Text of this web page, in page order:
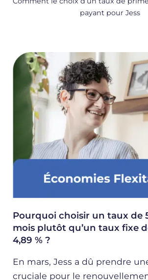
payant pour Jess
Pourquoi choisir un taux de
mois plutôt qu’un taux fixe
4,89 % ?
En mars, Jess a dû prendre
cruciale pour le